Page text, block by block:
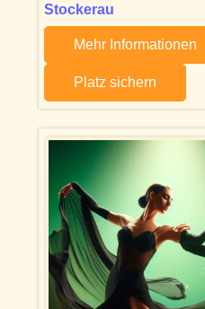
Stockerau
Mehr Informationen
Platz sichern